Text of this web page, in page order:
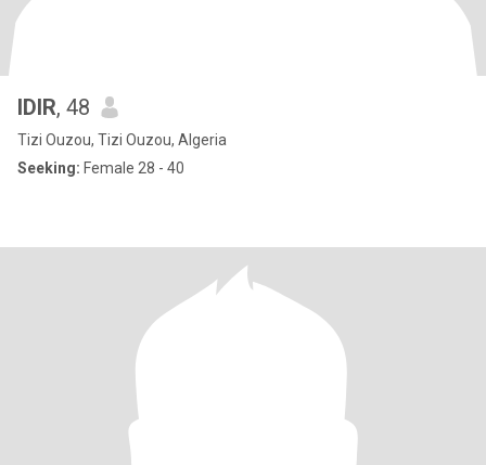
IDIR, 48
Tizi Ouzou, Tizi Ouzou, Algeria
Seeking: Female 28 - 40